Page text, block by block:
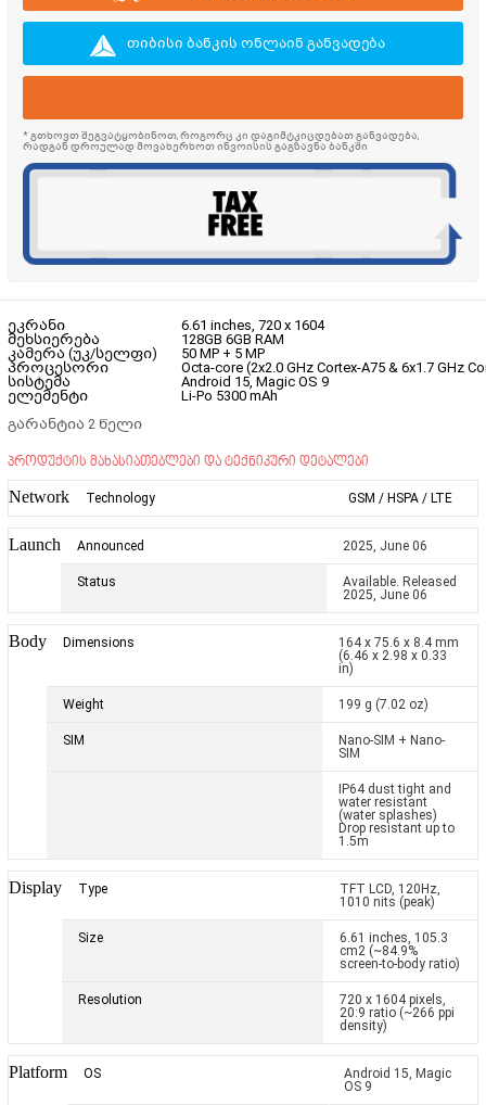
თიბისი ბანკის ონლაინ განვადება
* გთხოვთ შეგვატყობინოთ, როგორც კი დაგიმტკიცდებათ განვადება,
რადგან დროულად მოვახერხოთ ინვოისის გაგზავნა ბანკში
ეკრანი
6.61 inches, 720 x 1604
მეხსიერება
128GB 6GB RAM
კამერა (უკ/სელფი)
50 MP + 5 MP
პროცესორი
Octa-core (2x2.0 GHz Cortex-A75 & 6x1.7 GHz
სისტემა
Android 15, Magic OS 9
ელემენტი
Li-Po 5300 mAh
გარანტია 2 წელი
პროდუქტის მახასიათებლები და ტექნიკური დეტალები
Network Technology GSM / HSPA / LTE
Launch Announced 2025, June 06
Status
Available. Released
2025, June 06
Body Dimensions
164 x 75.6 x 8.4 mm
(6.46 x 2.98 x 0.33
in)
Weight 199 g (7.02 oz)
SIM
Nano-SIM + Nano-
SIM
IP64 dust tight and
water resistant
(water splashes)
Drop resistant up to
1.5m
Display Type
TFT LCD, 120Hz,
1010 nits (peak)
Size
6.61 inches, 105.3
cm2 (~84.9%
screen-to-body ratio)
Resolution
720 x 1604 pixels,
20:9 ratio (~266 ppi
density)
Platform OS
Android 15, Magic
OS 9